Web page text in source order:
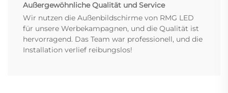
Außergewöhnliche Qualität und Service
Wir nutzen die Außenbildschirme von RMG LED
für unsere Werbekampagnen, und die Qualität ist
hervorragend. Das Team war professionell, und die
Installation verlief reibungslos!